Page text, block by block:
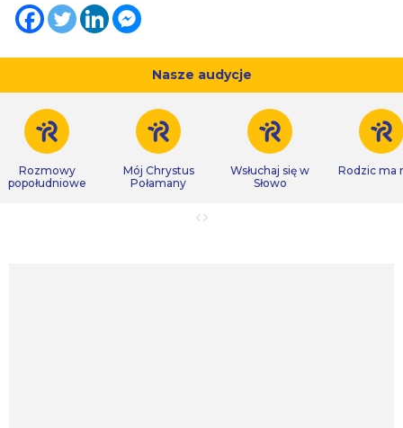
Nasze audycje
Rozmowy
popołudniowe
Mój Chrystus
Połamany
Wsłuchaj się w
Słowo
Rodzic ma